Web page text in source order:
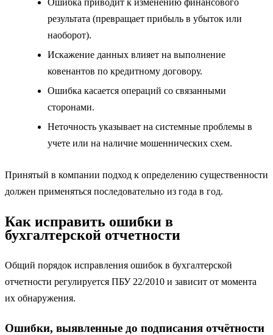
результата (превращает прибыль в убыток или
наоборот).
Искажение данных влияет на выполнение
ковенантов по кредитному договору.
Ошибка касается операций со связанными
сторонами.
Неточность указывает на системные проблемы в
учете или на наличие мошеннических схем.
Принятый в компании подход к определению существенности
должен применяться последовательно из года в год.
Как исправить ошибки в
бухгалтерской отчетности
Общий порядок исправления ошибок в бухгалтерской
отчетности регулируется ПБУ 22/2010 и зависит от момента
их обнаружения.
Ошибки, выявленные до подписания отчётности